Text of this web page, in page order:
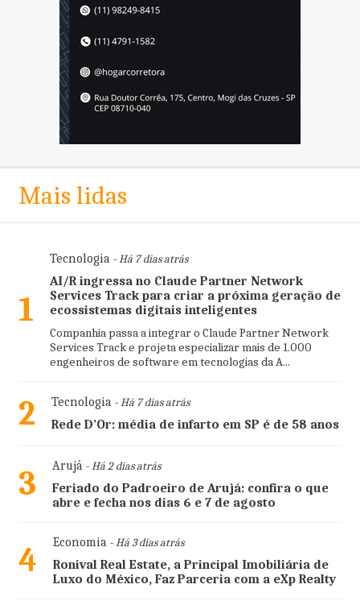
Mais lidas
1
Tecnologia- Há 7 dias atrás
AI/R ingressa no Claude Partner Network
Services Track para criar a próxima geração de
ecossistemas digitais inteligentes
Companhia passa a integrar o Claude Partner Network
Services Track e projeta especializar mais de 1.000
engenheiros de software em tecnologias da A...
2 Tecnologia- Há 7 dias atrás
Rede D’Or: média de infarto em SP é de 58 anos
3 Arujá- Há 2 dias atrás
Feriado do Padroeiro de Arujá: confira o que
abre e fecha nos dias 6 e 7 de agosto
4 Economia- Há 3 dias atrás
Ronival Real Estate, a Principal Imobiliária de
Luxo do México, Faz Parceria com a eXp Realty